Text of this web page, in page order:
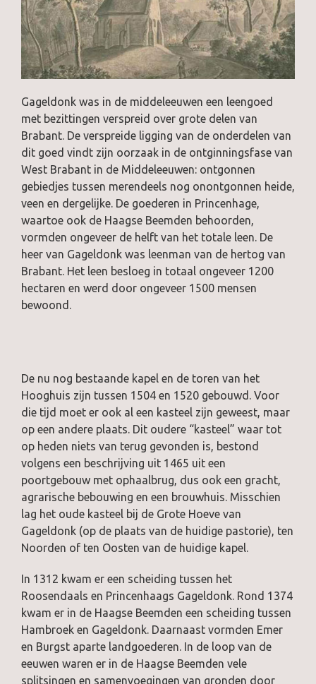
Gageldonk was in de middeleeuwen een leengoed
met bezittingen verspreid over grote delen van
Brabant. De verspreide ligging van de onderdelen van
dit goed vindt zijn oorzaak in de ontginningsfase van
West Brabant in de Middeleeuwen: ontgonnen
gebiedjes tussen merendeels nog onontgonnen heide,
veen en dergelijke. De goederen in Princenhage,
waartoe ook de Haagse Beemden behoorden,
vormden ongeveer de helft van het totale leen. De
heer van Gageldonk was leenman van de hertog van
Brabant. Het leen besloeg in totaal ongeveer 1200
hectaren en werd door ongeveer 1500 mensen
bewoond.
De nu nog bestaande kapel en de toren van het
Hooghuis zijn tussen 1504 en 1520 gebouwd. Voor
die tijd moet er ook al een kasteel zijn geweest, maar
op een andere plaats. Dit oudere “kasteel” waar tot
op heden niets van terug gevonden is, bestond
volgens een beschrijving uit 1465 uit een
poortgebouw met ophaalbrug, dus ook een gracht,
agrarische bebouwing en een brouwhuis. Misschien
lag het oude kasteel bij de Grote Hoeve van
Gageldonk (op de plaats van de huidige pastorie), ten
Noorden of ten Oosten van de huidige kapel.
In 1312 kwam er een scheiding tussen het
Roosendaals en Princenhaags Gageldonk. Rond 1374
kwam er in de Haagse Beemden een scheiding tussen
Hambroek en Gageldonk. Daarnaast vormden Emer
en Burgst aparte landgoederen. In de loop van de
eeuwen waren er in de Haagse Beemden vele
splitsingen en samenvoegingen van gronden door